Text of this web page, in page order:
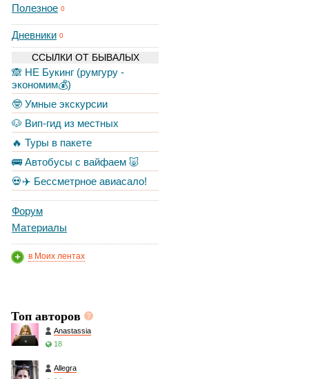
Полезное 0
Дневники 0
ССЫЛКИ ОТ БЫВАЛЫХ
🙈 НЕ Букинг (румгуру -
экономим💰)
🤓 Умные экскурсии
🐶 Вип-гид из местных
🔥 Туры в пакете
🚌 Автобусы с вайфаем 🐷
💀✈️ Бессметрное авиасало!
Форум
Материалы
в Моих лентах
Топ авторов
Anastassia
18
Allegra